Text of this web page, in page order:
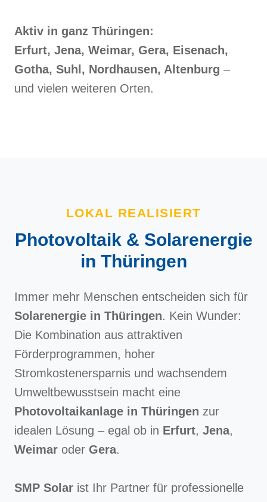
Aktiv in ganz Thüringen:
Erfurt, Jena, Weimar, Gera, Eisenach,
Gotha, Suhl, Nordhausen, Altenburg –
und vielen weiteren Orten.
LOKAL REALISIERT
Photovoltaik & Solarenergie
in Thüringen
Immer mehr Menschen entscheiden sich für
Solarenergie in Thüringen. Kein Wunder:
Die Kombination aus attraktiven
Förderprogrammen, hoher
Stromkostenersparnis und wachsendem
Umweltbewusstsein macht eine
Photovoltaikanlage in Thüringen zur
idealen Lösung – egal ob in Erfurt, Jena,
Weimar oder Gera.
SMP Solar ist Ihr Partner für professionelle